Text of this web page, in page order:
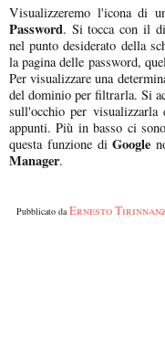
Visualizzeremo l'icona di
Password. Si tocca con il
nel punto desiderato della
la pagina delle password,
Per visualizzare una
del dominio per filtrarla. Si
sull'occhio per
appunti. Più in basso ci
questa funzione diGoogle
Manager.
Pubblicato da Ernesto